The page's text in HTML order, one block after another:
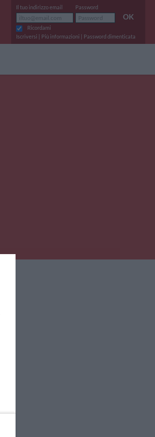
Il tuo indirizzo email Password
OK
Ricordami
Iscriversi | Più informazioni | Password dimenticata